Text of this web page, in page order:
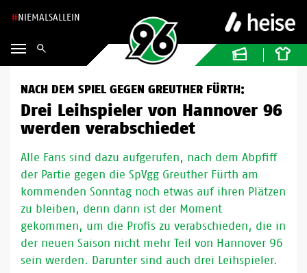
NIEMALSALLEIN
NACH DEM SPIEL GEGEN GREUTHER FÜRTH:
Drei Leihspieler von Hannover 96
werden verabschiedet
Alle Fans sind dazu aufgerufen, nach dem Abpfiff
der Partie gegen die SpVgg Greuther Fürth am
kommenden Sonntag noch etwas auf ihren Plätzen
zu bleiben, denn dann ist der Moment
gekommen, um die Profis zu verabschieden, die in
der neuen Saison nicht mehr Teil von Hannover 96
sein werden. Darunter sind auch drei Leihspieler.